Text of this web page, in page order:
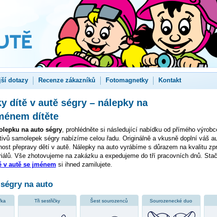
dotazy Recenze zákazníků Fotomagnetky Kontakt
dítě v autě ségry – nálepky na
dítěte
na auto ségry, prohlédněte si následující nabídku od přímého
samolepek ségry nabízíme celou řadu. Originálně a vkusně doplní váš
přepravy dětí v autě. Nálepky na auto vyrábíme s důrazem na kvalitu
Vše zhotovujeme na zakázku a expedujeme do tří pracovních dnů.
v autě se jménem si ihned zamilujete.
na auto
Tři sestřičky Šest sourozenců Sourozenecké duo